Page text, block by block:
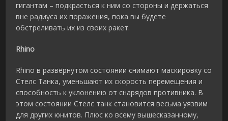
гигантам – подкрасться к ним со стороны и держаться
вне радиуса их поражения, пока вы будете
обстреливать их из своих ракет.
Rhino
Rhino в развёрнутом состоянии снимают маскировку со
Стелс Танка, уменьшают их скорость перемещения и
способность к уклонению от снарядов противника. В
этом состоянии Стелс танк становится весьма уязвим
для других юнитов. Плюс ко всему вышесказанному,